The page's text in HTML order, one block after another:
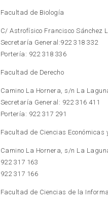
Facultad de Biología
C/ Astrofísico Francisco Sánchez
Secretaría General:922 318 332
Portería: 922 318 336
Facultad de Derecho
Camino La Hornera, s/n La
Secretaría General: 922 316 411
Portería: 922 317 291
Facultad de Ciencias Económicas
Camino La Hornera, s/n La
922 317 163
922 317 166
Facultad de Ciencias de la